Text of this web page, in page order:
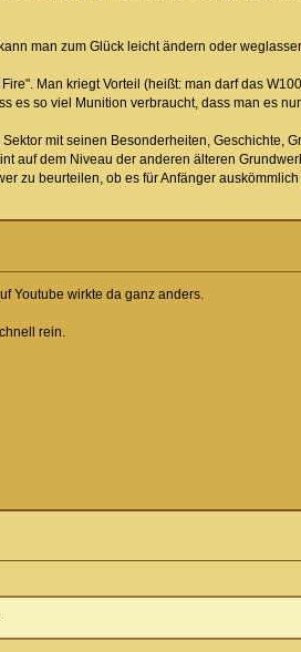
man zum Glück leicht ändern oder
Man kriegt Vorteil (heißt: man darf das
es so viel Munition verbraucht, dass man es
mit seinen Besonderheiten, Geschichte,
auf dem Niveau der anderen älteren
zu beurteilen, ob es für Anfänger
Youtube wirkte da ganz anders.
rein.